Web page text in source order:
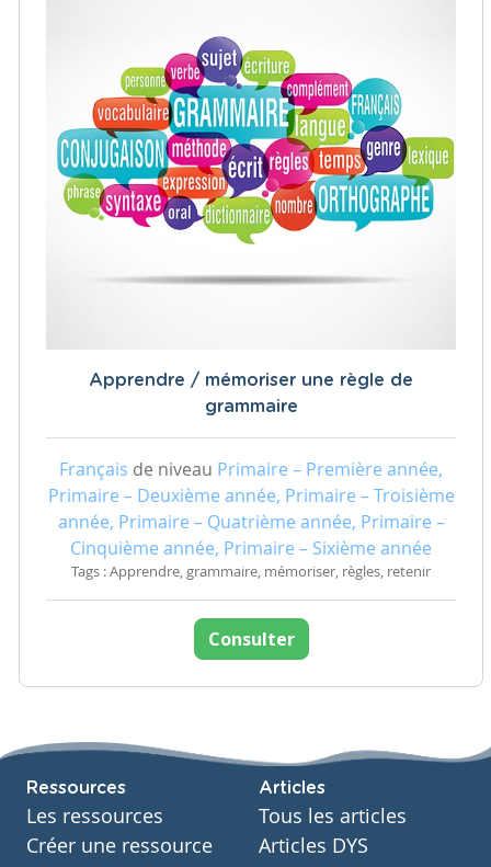
Apprendre / mémoriser une règle de
grammaire
Français de niveau Primaire – Première année,
Primaire – Deuxième année, Primaire – Troisième
année, Primaire – Quatrième année, Primaire –
Cinquième année, Primaire – Sixième année
Tags : Apprendre, grammaire, mémoriser, règles, retenir
Consulter
Ressources
Les ressources
Créer une ressource
Articles
Tous les articles
Articles DYS